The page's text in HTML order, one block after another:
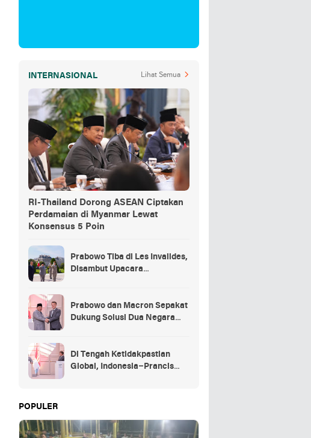
INTERNASIONAL Lihat Semua
RI-Thailand Dorong ASEAN Ciptakan
Perdamaian di Myanmar Lewat
Konsensus 5 Poin
Prabowo Tiba di Les Invalides,
Disambut Upacara
Prabowo dan Macron Sepakat
Dukung Solusi Dua Negara
Di Tengah Ketidakpastian
Global, Indonesia–Prancis
POPULER